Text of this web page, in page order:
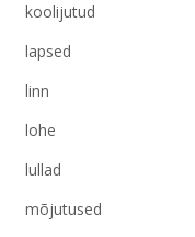
koolijutud
lapsed
linn
lohe
lullad
mõjutused